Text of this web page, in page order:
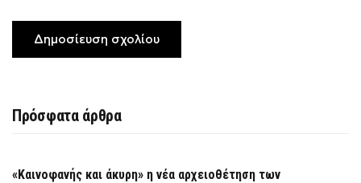
Πρόσφατα άρθρα
«Καινοφανής και άκυρη» η νέα αρχειοθέτηση των